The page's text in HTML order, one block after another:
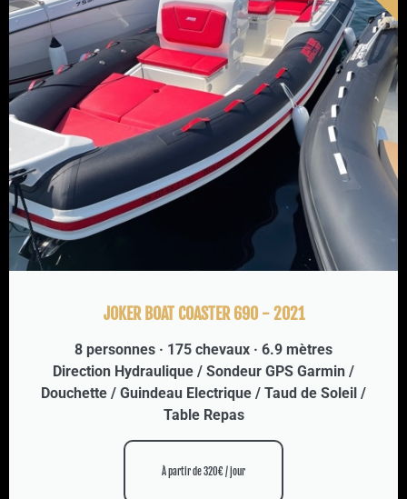
JOKER BOAT COASTER 690 - 2021
8 personnes · 175 chevaux · 6.9 mètres
Direction Hydraulique / Sondeur GPS Garmin /
Douchette / Guindeau Electrique / Taud de Soleil /
Table Repas
À partir de 320€ / jour